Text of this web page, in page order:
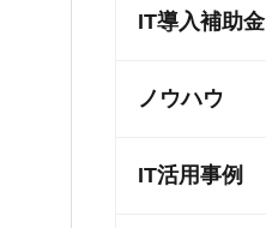
IT導入補助金
ノウハウ
IT活用事例